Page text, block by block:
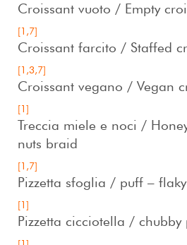
Croissant vuoto / Empty
[1,7]
Croissant farcito / Staffed
[1,3,7]
Croissant vegano / Vegan
[1]
Treccia miele e noci /
nuts braid
[1,7]
Pizzetta sfoglia / puff –
[1]
Pizzetta cicciotella / chubby